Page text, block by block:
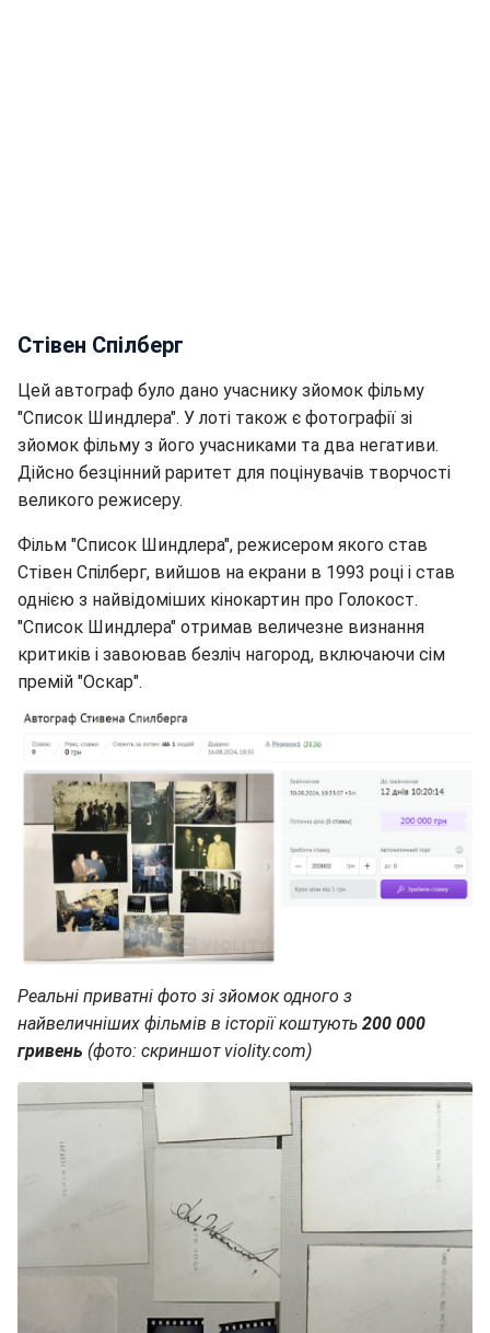
Стівен Спілберг
Цей автограф було дано учаснику зйомок фільму
"Список Шиндлера". У лоті також є фотографії зі
зйомок фільму з його учасниками та два негативи.
Дійсно безцінний раритет для поцінувачів творчості
великого режисеру.
Фільм "Список Шиндлера", режисером якого став
Стівен Спілберг, вийшов на екрани в 1993 році і став
однією з найвідоміших кінокартин про Голокост.
"Список Шиндлера" отримав величезне визнання
критиків і завоював безліч нагород, включаючи сім
премій "Оскар".
Реальні приватні фото зі зйомок одного з
найвеличніших фільмів в історії коштують 200 000
гривень (фото: скриншот violity.com)